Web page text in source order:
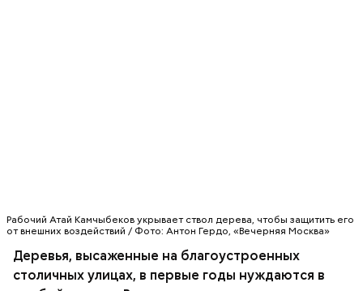
Рабочий Атай Камчыбеков укрывает ствол дерева, чтобы защитить его
от внешних воздействий / Фото: Антон Гердо, «Вечерняя Москва»
Деревья, высаженные на благоустроенных
столичных улицах, в первые годы нуждаются в